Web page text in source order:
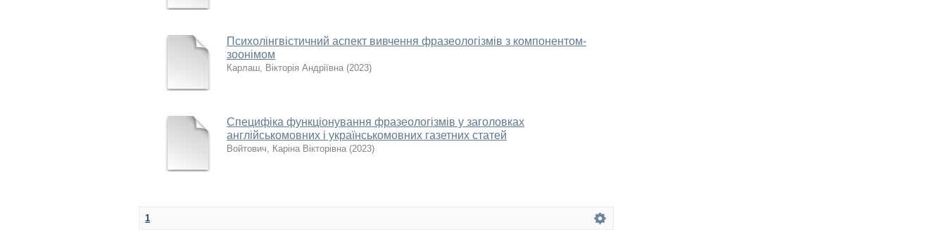
Психолінгвістичний аспект вивчення фразеологізмів з компонентом-
зоонімом
Карлаш, Вікторія Андріївна (2023)
Специфіка функціонування фразеологізмів у заголовках
англійськомовних і українськомовних газетних статей
Войтович, Каріна Вікторівна (2023)
1